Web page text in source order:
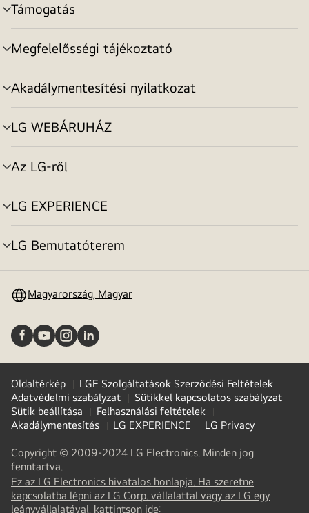
Támogatás
menu
toggle
Megfelelősségi tájékoztató
menu
toggle
Akadálymentesítési nyilatkozat
menu
toggle
LG WEBÁRUHÁZ
menu
toggle
Az LG-ről
menu
toggle
LG EXPERIENCE
menu
toggle
LG Bemutatóterem
menu
Magyarország, Magyar
Oldaltérkép
LGE Szolgáltatások Szerződési Feltételek
Adatvédelmi szabályzat
Sütikkel kapcsolatos szabályzat
Sütik beállítása
Felhasználási feltételek
Akadálymentesítés
LG EXPERIENCE LG Privacy
Copyright © 2009-2024 LG Electronics. Minden jog
fenntartva.
Ez az LG Electronics hivatalos honlapja. Ha szeretne
kapcsolatba lépni az LG Corp. vállalattal vagy az LG egy
leányvállalatával, kattintson ide:(